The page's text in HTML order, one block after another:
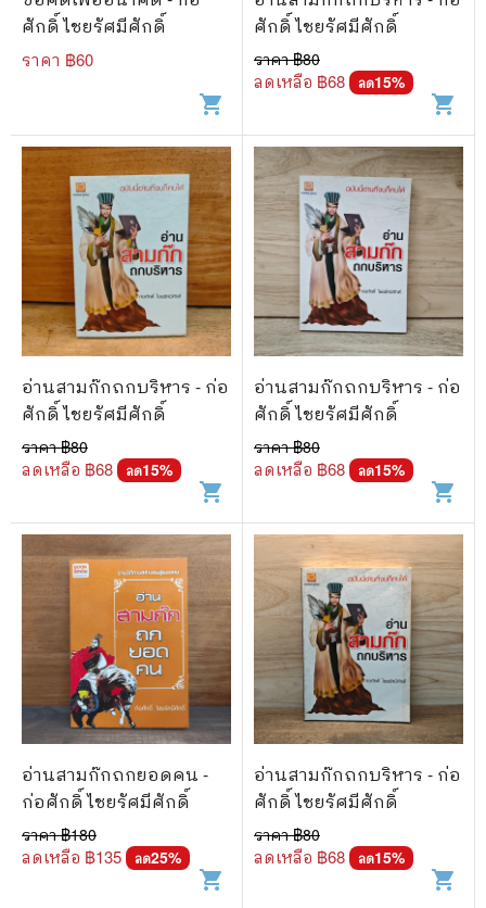
ศักดิ์ ไชยรัศมีศักดิ์
ราคา ฿60
shopping_cart
ศักดิ์ ไชยรัศมีศักดิ์
ราคา ฿80
ลดเหลือ ฿68 ลด15%
shopping_cart
อ่านสามก๊กถกบริหาร - ก่อ
ศักดิ์ ไชยรัศมีศักดิ์
ราคา ฿80
ลดเหลือ ฿68 ลด15%
shopping_cart
อ่านสามก๊กถกบริหาร - ก่อ
ศักดิ์ ไชยรัศมีศักดิ์
ราคา ฿80
ลดเหลือ ฿68 ลด15%
shopping_cart
อ่านสามก๊กถกยอดคน -
ก่อศักดิ์ ไชยรัศมีศักดิ์
ราคา ฿180
ลดเหลือ ฿135 ลด25%
shopping_cart
อ่านสามก๊กถกบริหาร - ก่อ
ศักดิ์ ไชยรัศมีศักดิ์
ราคา ฿80
ลดเหลือ ฿68 ลด15%
shopping_cart